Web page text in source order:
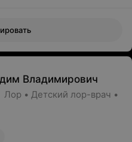
Владимирович
• Детский лор-врач •